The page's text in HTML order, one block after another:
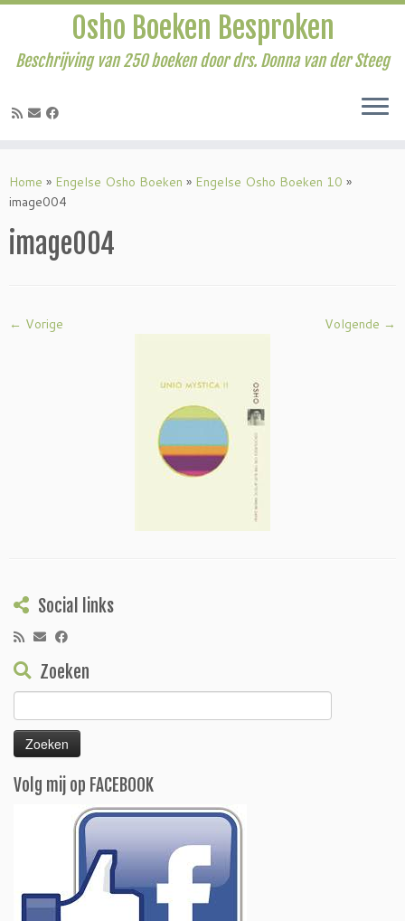
naar
inhoud
Osho Boeken Besproken
Beschrijving van 250 boeken door drs. Donna van der Steeg
Home » Engelse Osho Boeken » Engelse Osho Boeken 10 »
image004
image004
← Vorige Volgende →
Social links
Zoeken
naar:
Volg mij op FACEBOOK